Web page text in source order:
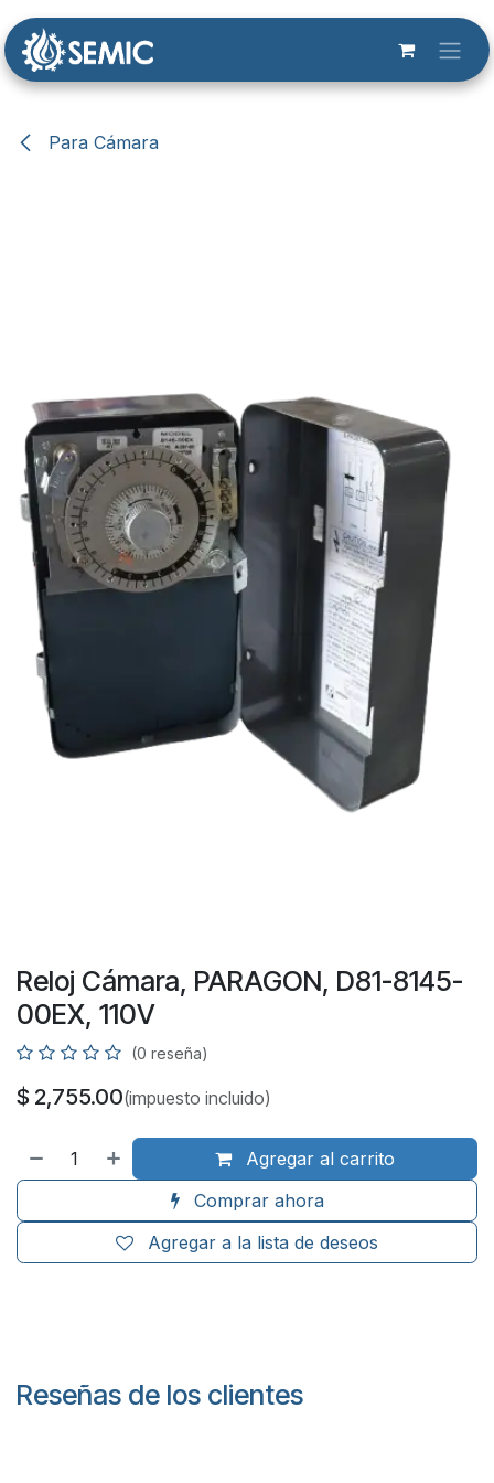
Ir al contenido
Para Cámara
Reloj Cámara, PARAGON, D81-8145-
00EX, 110V
(0 reseña)
$ 2,755.00(impuesto incluido)
Agregar al carrito
Comprar ahora
Agregar a la lista de deseos
Reseñas de los clientes